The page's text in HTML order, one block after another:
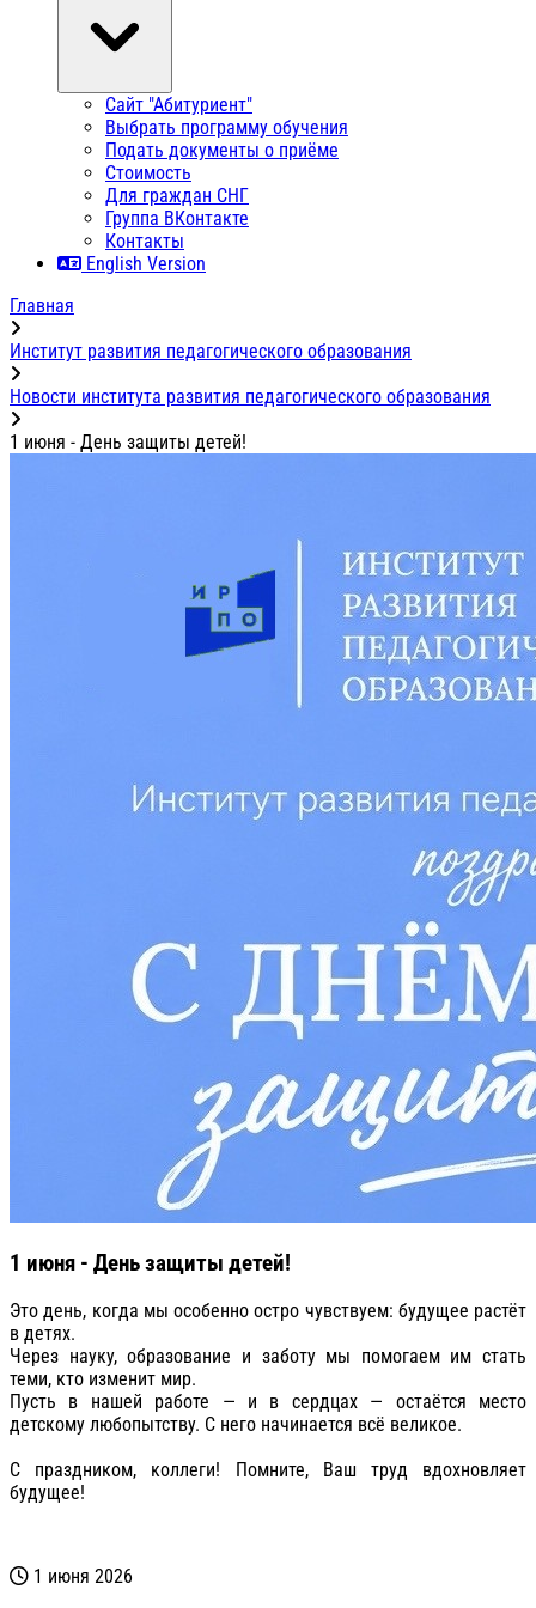
Сайт "Абитуриент"
Выбрать программу обучения
Подать документы о приёме
Стоимость
Для граждан СНГ
Группа ВКонтакте
Контакты
English Version
Главная
Институт развития педагогического образования
Новости института развития педагогического образования
1 июня - День защиты детей!
1 июня - День защиты детей!
Это день, когда мы особенно остро чувствуем: будущее растёт
в детях.
Через науку, образование и заботу мы помогаем им стать
теми, кто изменит мир.
Пусть в нашей работе — и в сердцах — остаётся место
детскому любопытству. С него начинается всё великое.
С праздником, коллеги! Помните, Ваш труд вдохновляет
будущее!
1 июня 2026